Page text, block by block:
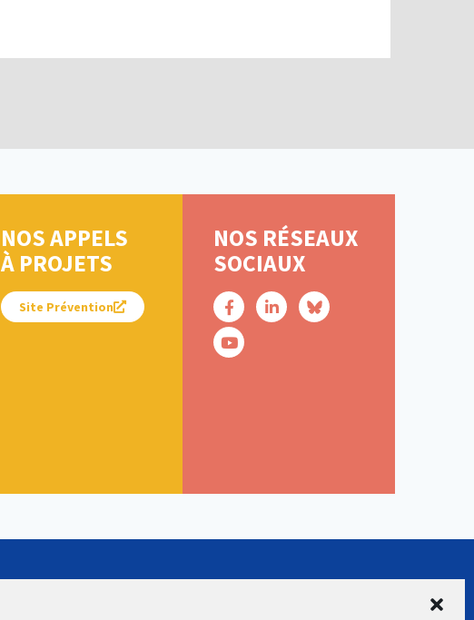
NOS APPELS
À PROJETS
Site Prévention
NOS RÉSEAUX
SOCIAUX